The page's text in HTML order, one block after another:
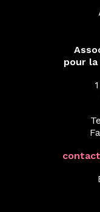
pour